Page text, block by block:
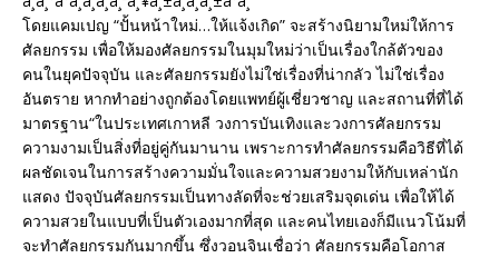
โดยแคมเปญ “ปั้นหน้าใหม่…ให้แจ้งเกิด” จะสร้างนิยามใหม่ให้การ
ศัลยกรรม เพื่อให้มองศัลยกรรมในมุมใหม่ว่าเป็นเรื่องใกล้ตัวของ
คนในยุคปัจจุบัน และศัลยกรรมยังไม่ใช่เรื่องที่น่ากลัว ไม่ใช่เรื่อง
อันตราย หากทำอย่างถูกต้องโดยแพทย์ผู้เชี่ยวชาญ และสถานที่ที่ได้
มาตรฐาน“ในประเทศเกาหลี วงการบันเทิงและวงการศัลยกรรม
ความงามเป็นสิ่งที่อยู่คู่กันมานาน เพราะการทำศัลยกรรมคือวิธีที่ได้
ผลชัดเจนในการสร้างความมั่นใจและความสวยงามให้กับเหล่านัก
แสดง ปัจจุบันศัลยกรรมเป็นทางลัดที่จะช่วยเสริมจุดเด่น เพื่อให้ได้
ความสวยในแบบที่เป็นตัวเองมากที่สุด และคนไทยเองก็มีแนวโน้มที่
จะทำศัลยกรรมกันมากขึ้น ซึ่งวอนจินเชื่อว่า ศัลยกรรมคือโอกาส